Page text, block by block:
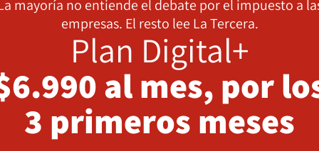
mayoría no entiende el debate por el impuesto a
empresas. El resto lee La Tercera.
Plan Digital+
al mes, por
3 primeros meses